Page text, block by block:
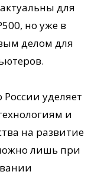
для
но уже в
делом для
уделяет
и
на развитие
лишь при